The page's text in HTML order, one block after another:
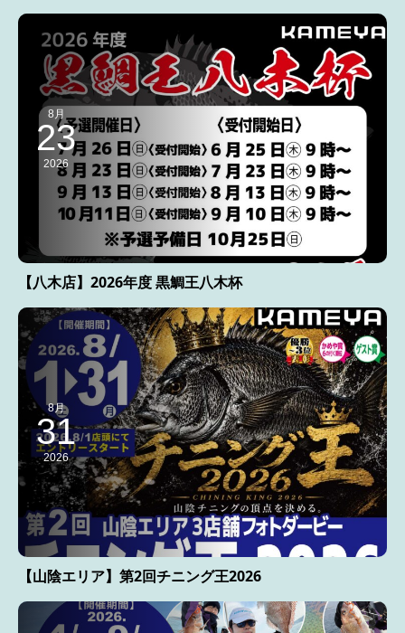
8月
23
2026
【八木店】2026年度 黒鯛王八木杯
8月
31
2026
【山陰エリア】第2回チニング王2026